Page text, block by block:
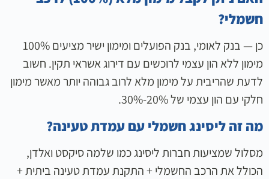
חשמלי?
כן — בנק לאומי, בנק הפועלים ומימון ישיר מציעים 100%
מימון ללא הון עצמי לרוכשים עם דירוג אשראי תקין. חשוב
לדעת שהריבית על מימון מלא לרוב גבוהה יותר מאשר מימון
חלקי עם הון עצמי של 20%-30%.
מה זה ליסינג חשמלי עם עמדת טעינה?
מסלול שמציעות חברות ליסינג כמו שלמה סיקסט ואלדן,
הכולל את הרכב החשמלי + התקנת עמדת טעינה ביתית +